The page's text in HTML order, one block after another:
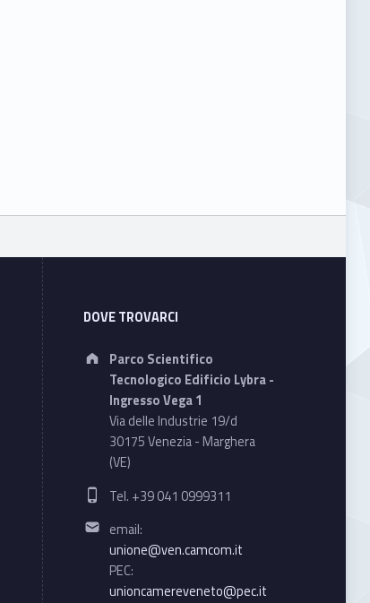
DOVE TROVARCI
Address:
Parco Scientifico
Tecnologico Edificio Lybra -
Ingresso Vega 1
Via delle Industrie 19/d
30175 Venezia - Marghera
(VE)
Phone number:
Tel. +39 041 0999311
Email address:
email:
unione@ven.camcom.it
PEC:
unioncamereveneto@pec.it